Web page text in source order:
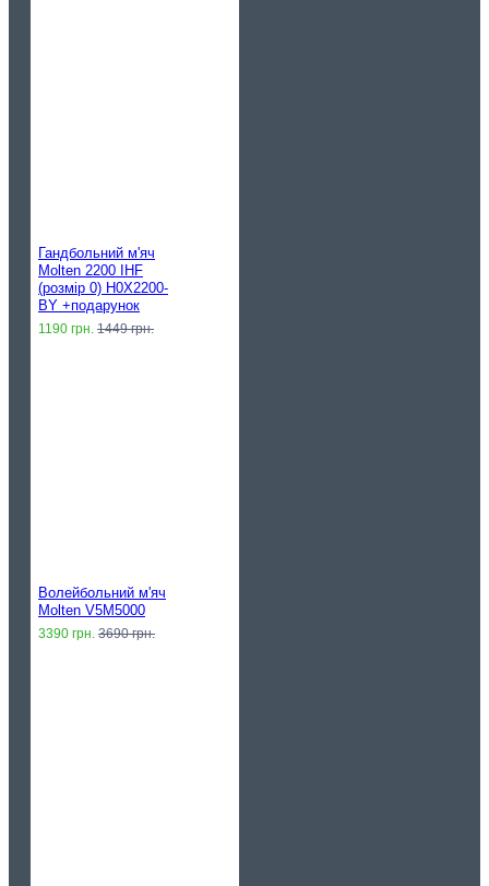
Гандбольний м'яч
Molten 2200 IHF
(розмір 0) H0X2200-
BY +подарунок
1190 грн. 1449 грн.
Волейбольний м'яч
Molten V5M5000
3390 грн. 3690 грн.